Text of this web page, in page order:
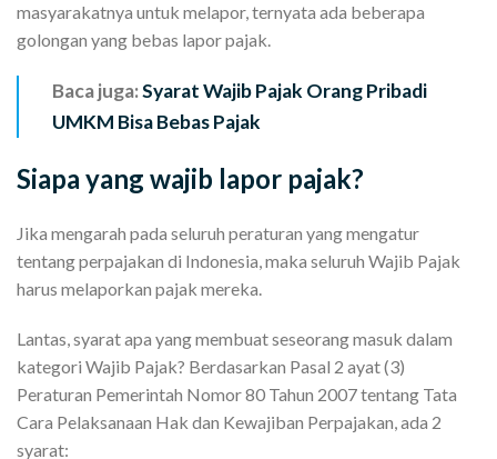
masyarakatnya untuk melapor, ternyata ada beberapa
golongan yang bebas lapor pajak.
Baca juga:Syarat Wajib Pajak Orang Pribadi
UMKM Bisa Bebas Pajak
Siapa yang wajib lapor pajak?
Jika mengarah pada seluruh peraturan yang mengatur
tentang perpajakan di Indonesia, maka seluruh Wajib Pajak
harus melaporkan pajak mereka.
Lantas, syarat apa yang membuat seseorang masuk dalam
kategori Wajib Pajak? Berdasarkan Pasal 2 ayat (3)
Peraturan Pemerintah Nomor 80 Tahun 2007 tentang Tata
Cara Pelaksanaan Hak dan Kewajiban Perpajakan, ada 2
syarat: